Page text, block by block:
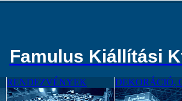
Famulus Kiállítási
RENDEZVÉNYEK DEKORÁCIÓ,